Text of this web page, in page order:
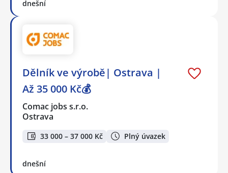
dnešní
Dělník ve výrobě| Ostrava |
Až 35 000 Kč💰
Comac jobs s.r.o.
Ostrava
33 000 – 37 000 Kč Plný úvazek
dnešní